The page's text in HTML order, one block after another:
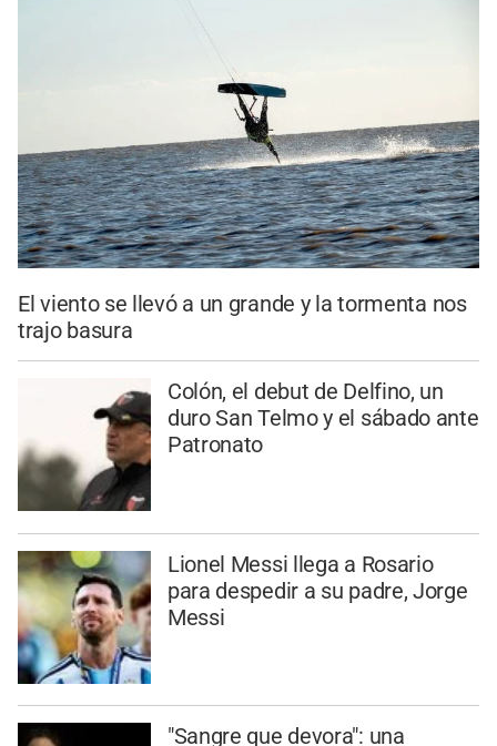
El viento se llevó a un grande y la tormenta nos
trajo basura
Colón, el debut de Delfino, un
duro San Telmo y el sábado ante
Patronato
Lionel Messi llega a Rosario
para despedir a su padre, Jorge
Messi
"Sangre que devora": una